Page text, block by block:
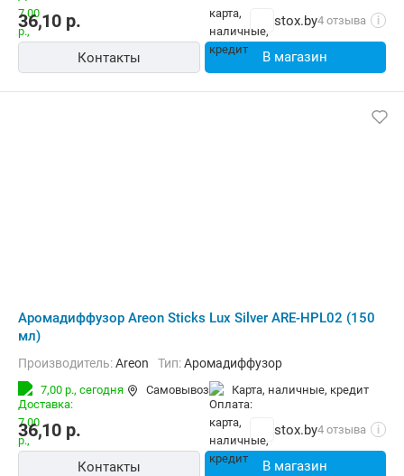
36,10 р. stox.by4 отзыва i
Контакты В магазин
Аромадиффузор Areon Sticks Lux Silver ARE-HPL02 (150
мл)
Производитель:Areon Тип:Аромадиффузор
7,00 р., сегодня Самовывоз карта, наличные, кредит
36,10 р. stox.by4 отзыва i
Контакты В магазин